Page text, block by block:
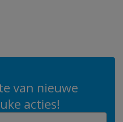
van nieuwe
acties!